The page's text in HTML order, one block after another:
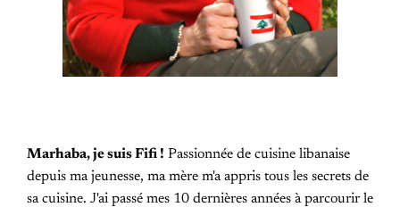
Marhaba, je suis Fifi ! Passionnée de cuisine libanaise
depuis ma jeunesse, ma mère m'a appris tous les secrets de
sa cuisine. J'ai passé mes 10 dernières années à parcourir le